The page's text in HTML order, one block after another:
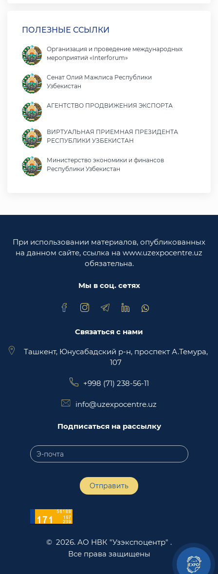
ПОЛЕЗНЫЕ ССЫЛКИ
Организация и проведение международных
мероприятий «Interforum»
Сенат Олий Мажлиса Республики
Узбекистан
АГЕНТСТВО ПРОДВИЖЕНИЯ ЭКСПОРТА
ВИРТУАЛЬНАЯ ПРИЕМНАЯ ПРЕЗИДЕНТА
РЕСПУБЛИКИ УЗБЕКИСТАН
Министерство экономики и финансов
Республики Узбекистан
Законодательная палата Олий Мажлиса
Министерство юстиции Республики
Узбекистан
торговая площадка Trade Uzbekistan
При использовании материалов, опубликованных
на данном сайте, ссылка на www.uzexpocentre.uz
обязательна.
Мы в соц. сетях
Связаться с нами
Ташкент, Юнусабадский р-н, проспект А.Темура,
107
+998 (71) 238-56-11
info@uzexpocentre.uz
Подписаться на рассылку
Отправить
© 2026. АО НВК "Узэкспоцентр" .
Все права защищены